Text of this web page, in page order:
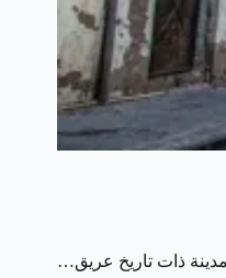
مدينة ذات تاريخ عريق…